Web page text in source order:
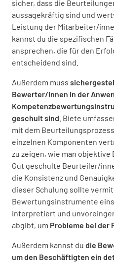
sicher, dass die
aussagekräftig sind und
Leistung der Mitarbeiter/
kannst du die spezifischen
ansprechen, die für den
entscheidend sind.
Außerdem muss
Bewerter/innen in der
geschult sind . Biete
mit dem
einzelnen Komponenten
zu zeigen, wie man
Gut geschulte Beurteiler/
die Konsistenz und
dieser Schulung sollte
Bewertungsinstrumente
interpretiert und
abgibt, um Probleme bei der
Außerdem kannst du die
um den Beschäftigten ein